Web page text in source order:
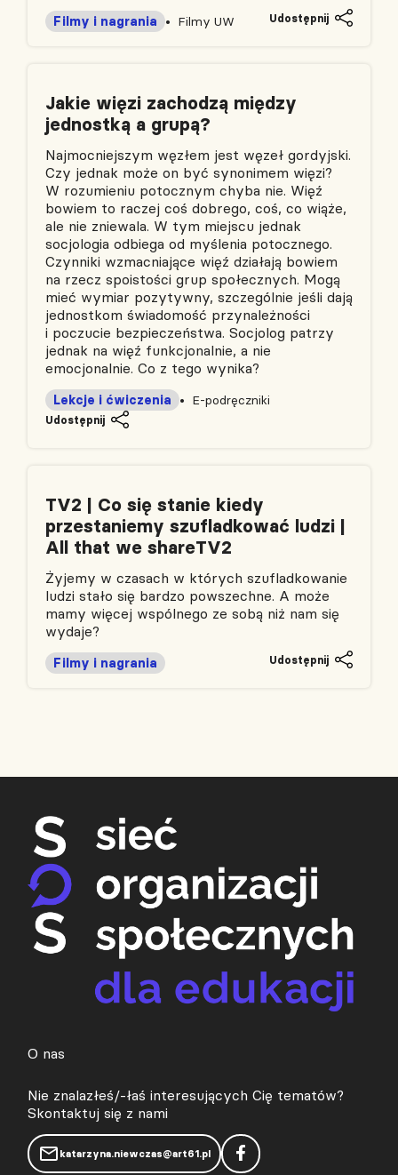
Filmy UW
Filmy i nagrania Udostępnij
Jakie więzi zachodzą między
jednostką a grupą?
Najmocniejszym węzłem jest węzeł gordyjski.
Czy jednak może on być synonimem więzi?
W rozumieniu potocznym chyba nie. Więź
bowiem to raczej coś dobrego, coś, co wiąże,
ale nie zniewala. W tym miejscu jednak
socjologia odbiega od myślenia potocznego.
Czynniki wzmacniające więź działają bowiem
na rzecz spoistości grup społecznych. Mogą
mieć wymiar pozytywny, szczególnie jeśli dają
jednostkom świadomość przynależności
i poczucie bezpieczeństwa. Socjolog patrzy
jednak na więź funkcjonalnie, a nie
emocjonalnie. Co z tego wynika?
E-podręczniki
Lekcje i ćwiczenia
Udostępnij
TV2 | Co się stanie kiedy
przestaniemy szufladkować ludzi |
All that we shareTV2
Żyjemy w czasach w których szufladkowanie
ludzi stało się bardzo powszechne. A może
mamy więcej wspólnego ze sobą niż nam się
wydaje?
Filmy i nagrania Udostępnij
O nas
Nie znalazłeś/-łaś interesujących Cię tematów?
Skontaktuj się z nami
katarzyna.niewczas@art61.pl